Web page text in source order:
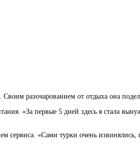
разочарованием от отдыха она
«За первые 5 дней здесь я стала
сервиса. «Сами турки очень извинялись,